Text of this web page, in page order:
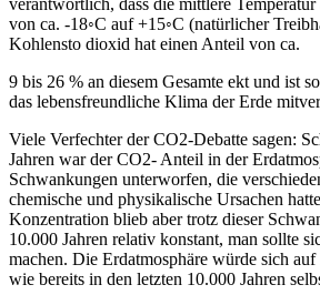
von ca. -18◦C auf +15◦C (natürlicher
Kohlensto dioxid hat einen Anteil von ca.
9 bis 26 % an diesem Gesamte ekt und ist
das lebensfreundliche Klima der Erde
Viele Verfechter der CO2-Debatte sagen:
Jahren war der CO2- Anteil in der
Schwankungen unterworfen, die
chemische und physikalische Ursachen
Konzentration blieb aber trotz dieser
10.000 Jahren relativ konstant, man sollte
machen. Die Erdatmosphäre würde sich auf
wie bereits in den letzten 10.000 Jahren